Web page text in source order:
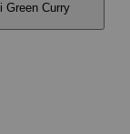
Green Curry